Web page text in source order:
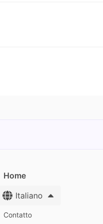
Home
Italiano
Contatto